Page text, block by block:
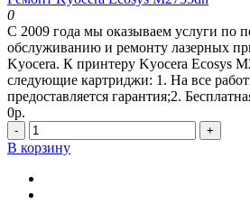
0
С 2009 года мы оказываем услуги по
обслуживанию и ремонту лазерных
Kyocera. К принтеру Kyocera Ecosys
следующие картриджи: 1. На все
предоставляется гарантия;2.
0р.
- +
В корзину